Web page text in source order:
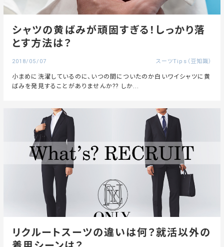
シャツの黄ばみが頑固すぎる！しっかり落
とす方法は？
2018/05/07 スーツTips（豆知識）
小まめに洗濯しているのに、いつの間についたのか白いワイシャツに黄
ばみを発見することがありませんか?? しか...
リクルートスーツの違いは何？就活以外の